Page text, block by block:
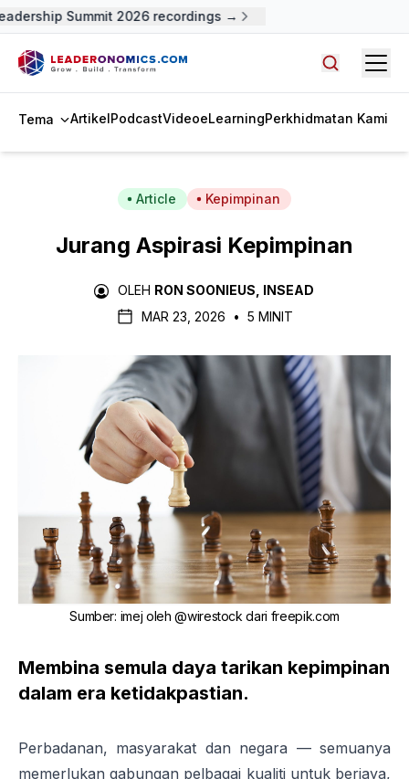
Summit 2026 recordings →
Tema ArtikelPodcastVideoeLearningPerkhidmatan Kami
Article Kepimpinan
Jurang Aspirasi Kepimpinan
OLEH RON SOONIEUS, INSEAD
MAR 23, 2026
• 5 MINIT
Sumber: imej oleh@wirestock dari freepik.com
Membina semula daya tarikan kepimpinan
dalam era ketidakpastian.
Perbadanan, masyarakat dan negara — semuanya
memerlukan gabungan pelbagai kualiti untuk berjaya,